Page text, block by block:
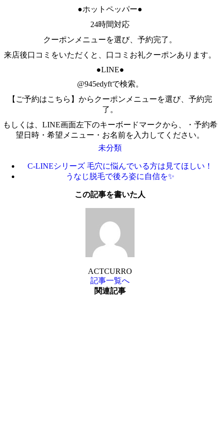
●ホットペッパー●
24時間対応
クーポンメニューを選び、予約完了。
来店後口コミをいただくと、口コミお礼クーポンあります。
●LINE●
@945edyftで検索。
【ご予約はこちら】からクーポンメニューを選び、予約完
了。
もしくは、LINE画面左下のキーボードマークから、・予約希
望日時・希望メニュー・お名前を入力してください。
未分類
C-LINEシリーズ 毛穴に悩んでいる方は見てほしい！
うなじ脱毛で後ろ姿に自信を✨
この記事を書いた人
ACTCURRO
記事一覧へ
関連記事